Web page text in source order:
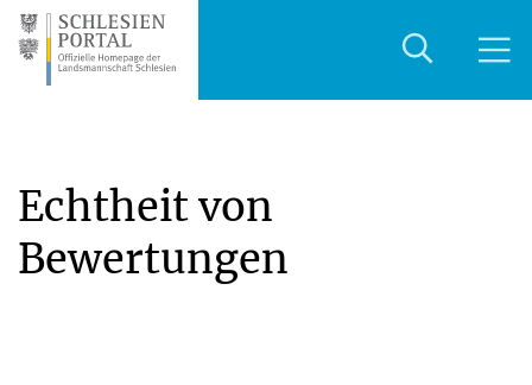
Echtheit von
Bewertungen